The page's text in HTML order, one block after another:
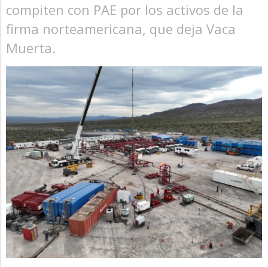
compiten con PAE por los activos de la
firma norteamericana, que deja Vaca
Muerta.